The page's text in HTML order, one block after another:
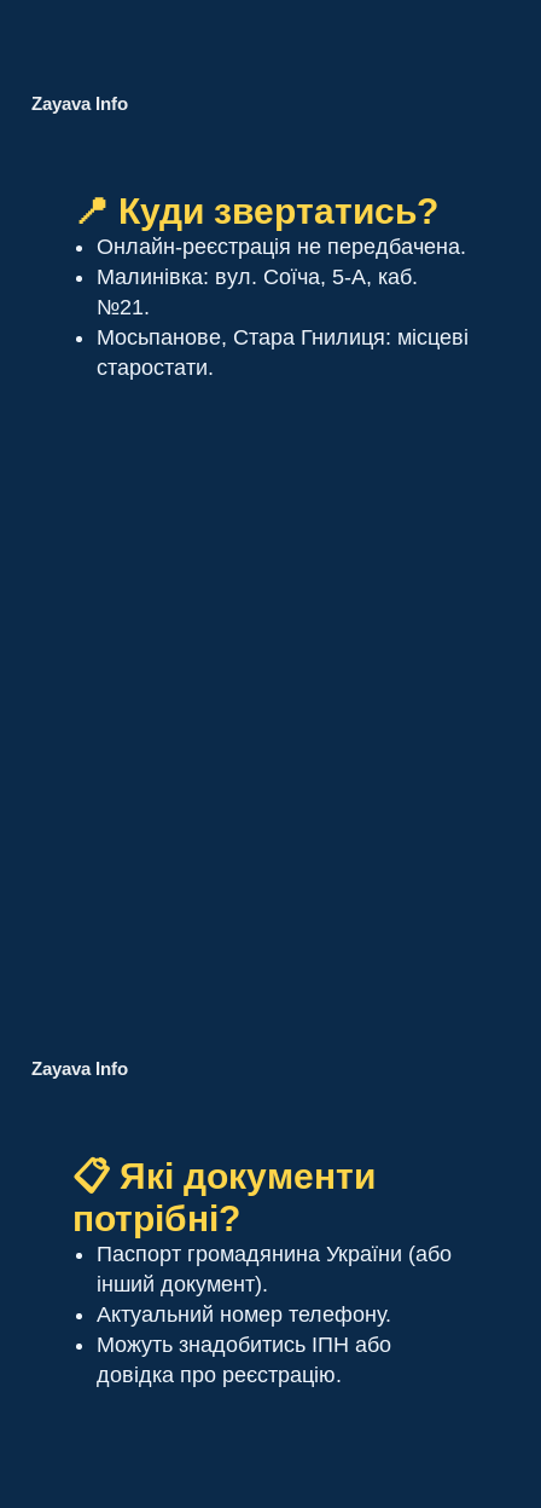
Zayava Info
📍 Куди звертатись?
Онлайн-реєстрація не передбачена.
Малинівка: вул. Соїча, 5-А, каб.
№21.
Мосьпанове, Стара Гнилиця: місцеві
старостати.
Zayava Info
📋 Які документи
потрібні?
Паспорт громадянина України (або
інший документ).
Актуальний номер телефону.
Можуть знадобитись ІПН або
довідка про реєстрацію.